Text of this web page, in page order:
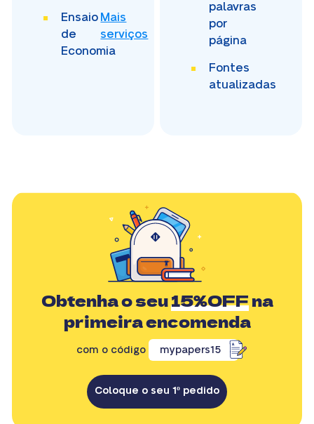
Ensaio
de
Economia
Mais
serviços
palavras
por
página
Fontes
atualizadas
Obtenha o seu15%OFFna
primeira encomenda
com o código mypapers15
Coloque o seu 1º pedido